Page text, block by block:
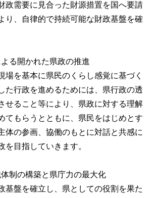
政需要に見合った財源措置を国へ要請
り、自律的で持続可能な財政基盤を確
る開かれた県政の推進
場を基本に県民のくらし感覚に基づく
た行政を進めるためには、県行政の透
せること等により、県政に対する理解
てもらうとともに、県民をはじめとす
体の参画、協働のもとに対話と共感に
を目指していきます。
制の構築と県庁力の最大化
基盤を確立し、県としての役割を果た